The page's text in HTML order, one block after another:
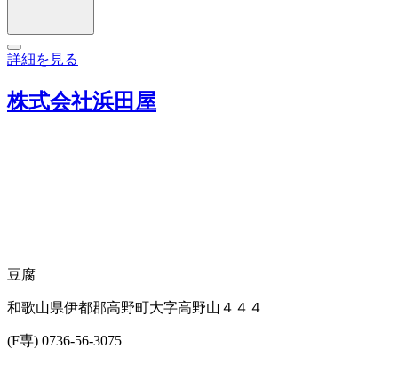
詳細を見る
株式会社浜田屋
豆腐
和歌山県伊都郡高野町大字高野山４４４
(F専) 0736-56-3075